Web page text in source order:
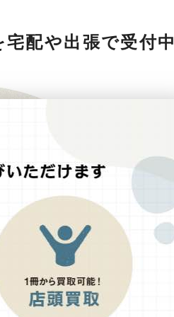
配や出張で受付中